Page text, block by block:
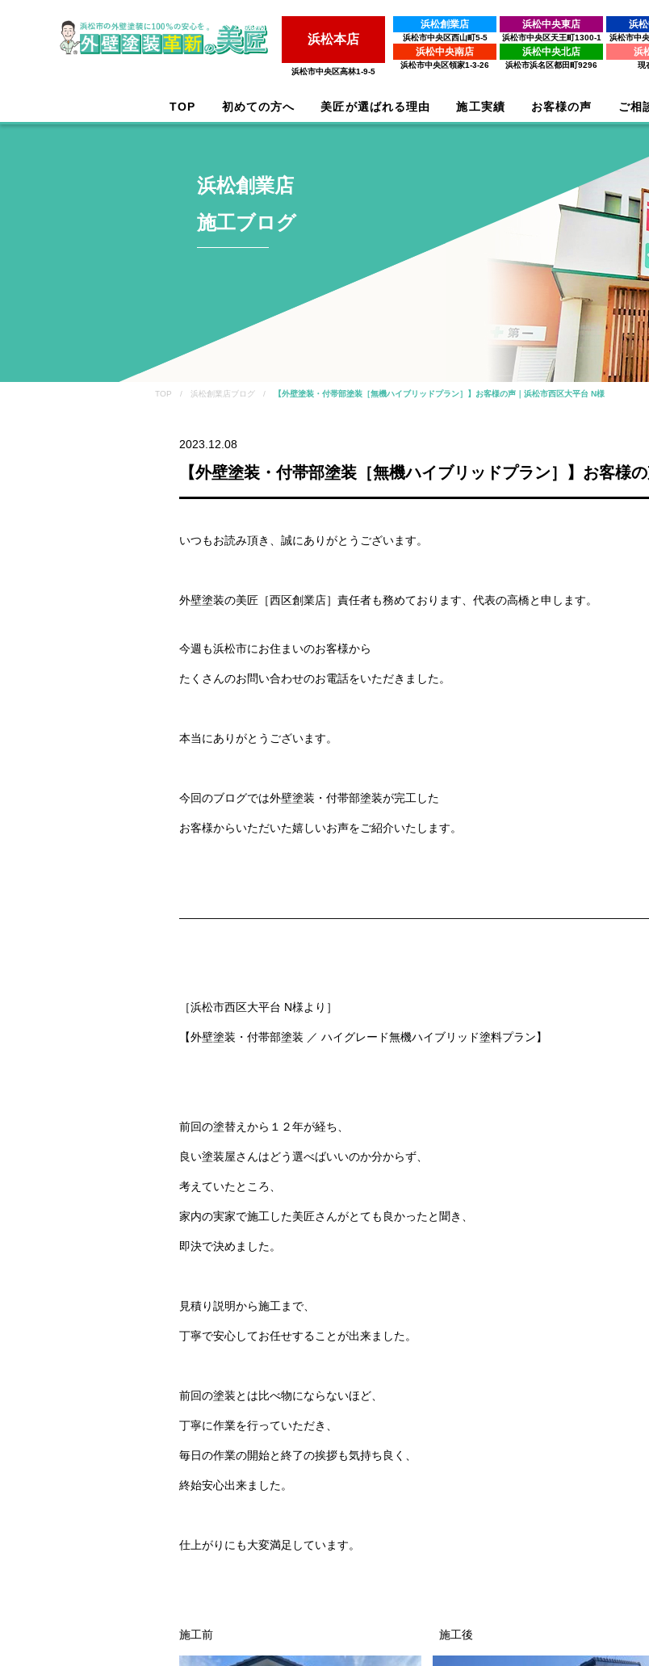
浜松本店
浜松市中央区高林1-9-5
浜松創業店
浜松市中央区西山町5-5
浜松中央東店
浜松市中央区天王町1300-1
浜
浜松市中
浜松中央南店
浜松市中央区領家1-3-26
浜松中央北店
浜松市浜名区都田町9296
浜
現
TOP 初めての方へ 美匠が選ばれる理由 施工実績 お客様の声 ご相
浜松創業店
施工ブログ
TOP / 浜松創業店ブログ / 【外壁塗装・付帯部塗装［無機ハイブリッドプラン］】お客様の声｜浜松市西区大平台 N様
2023.12.08
【外壁塗装・付帯部塗装［無機ハイブリッドプラン］】お客様
いつもお読み頂き、誠にありがとうございます。
外壁塗装の美匠［西区創業店］責任者も務めております、代表の高橋と申します。
今週も浜松市にお住まいのお客様から
たくさんのお問い合わせのお電話をいただきました。
本当にありがとうございます。
今回のブログでは外壁塗装・付帯部塗装が完工した
お客様からいただいた嬉しいお声をご紹介いたします。
［浜松市西区大平台 N様より］
【外壁塗装・付帯部塗装 ／ ハイグレード無機ハイブリッド塗料プラン】
前回の塗替えから１２年が経ち、
良い塗装屋さんはどう選べばいいのか分からず、
考えていたところ、
家内の実家で施工した美匠さんがとても良かったと聞き、
即決で決めました。
見積り説明から施工まで、
丁寧で安心してお任せすることが出来ました。
前回の塗装とは比べ物にならないほど、
丁寧に作業を行っていただき、
毎日の作業の開始と終了の挨拶も気持ち良く、
終始安心出来ました。
仕上がりにも大変満足しています。
施工前 施工後